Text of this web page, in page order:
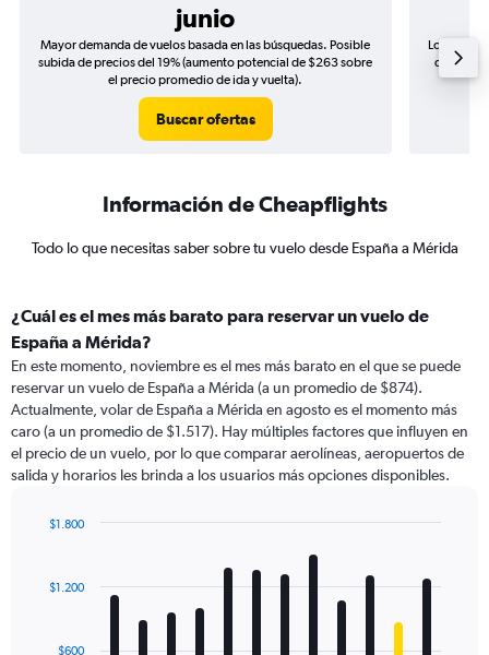
junio
Mayor demanda de vuelos basada en las búsquedas. Posible
subida de precios del 19% (aumento potencial de $263 sobre
el precio promedio de ida y vuelta).
Buscar ofertas
Los
de
Información de Cheapflights
Todo lo que necesitas saber sobre tu vuelo desde España a Mérida
¿Cuál es el mes más barato para reservar un vuelo de
España a Mérida?
En este momento, noviembre es el mes más barato en el que se puede
reservar un vuelo de España a Mérida (a un promedio de $874).
Actualmente, volar de España a Mérida en agosto es el momento más
caro (a un promedio de $1.517). Hay múltiples factores que influyen en
el precio de un vuelo, por lo que comparar aerolíneas, aeropuertos de
salida y horarios les brinda a los usuarios más opciones disponibles.
with
12
$600
$1.200
$1.800